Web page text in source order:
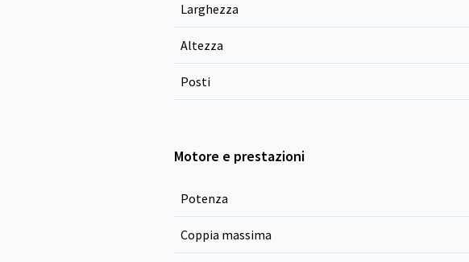
Larghezza
Altezza
Posti
Motore e prestazioni
Potenza
Coppia massima